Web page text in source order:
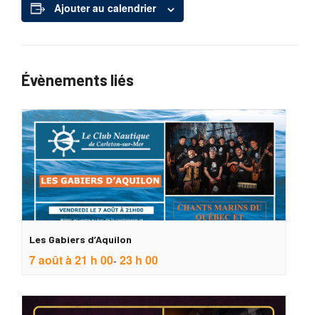
Ajouter au calendrier
Évènements liés
Les Gabiers d’Aquilon
7 août à 21 h 00- 23 h 00